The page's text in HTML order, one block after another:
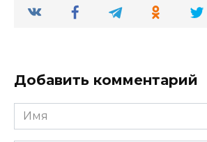
Добавить комментарий
Имя
*